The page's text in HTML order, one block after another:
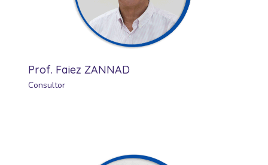
Prof. Faiez ZANNAD
Consultor